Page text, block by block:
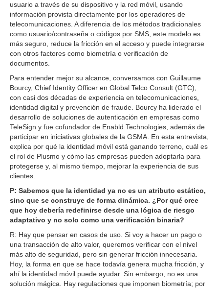
usuario a través de su dispositivo y la red móvil, usando
información provista directamente por los operadores de
telecomunicaciones. A diferencia de los métodos tradicionales
como usuario/contraseña o códigos por SMS, este modelo es
más seguro, reduce la fricción en el acceso y puede integrarse
con otros factores como biometría o verificación de
documentos.
Para entender mejor su alcance, conversamos con Guillaume
Bourcy, Chief Identity Officer en Global Telco Consult (GTC),
con casi dos décadas de experiencia en telecomunicaciones,
identidad digital y prevención de fraude. Bourcy ha liderado el
desarrollo de soluciones de autenticación en empresas como
TeleSign y fue cofundador de Enabld Technologies, además de
participar en iniciativas globales de la GSMA. En esta entrevista,
explica por qué la identidad móvil está ganando terreno, cuál es
el rol de Plusmo y cómo las empresas pueden adoptarla para
protegerse y, al mismo tiempo, mejorar la experiencia de sus
clientes.
P: Sabemos que la identidad ya no es un atributo estático,
sino que se construye de forma dinámica. ¿Por qué cree
que hoy debería redefinirse desde una lógica de riesgo
adaptativo y no solo como una verificación binaria?
R: Hay que pensar en casos de uso. Si voy a hacer un pago o
una transacción de alto valor, queremos verificar con el nivel
más alto de seguridad, pero sin generar fricción innecesaria.
Hoy, la forma en que se hace todavía genera mucha fricción, y
ahí la identidad móvil puede ayudar. Sin embargo, no es una
solución mágica. Hay regulaciones que imponen biometría; por